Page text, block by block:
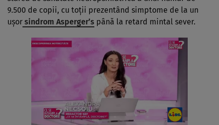
9.500 de copii, cu toţii prezentând simptome de la un
uşor sindrom Asperger’s până la retard mintal sever.